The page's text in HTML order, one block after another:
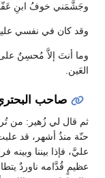
وجَشَّمَني خوفُ ابنِ عَفّانَ
وقد كان في نفسي
وما أنتَ إلاَّ مُحسِنٌ
العَين.
صاحب
ثم قال لي زُهير: من
حنّة منذُ أشهر، قد
عليَّ، فإذا بيننا
عظيمٍ قُدَّامه ناوردٌ